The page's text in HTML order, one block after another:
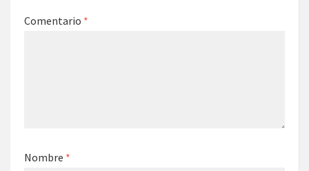
Comentario *
Nombre *